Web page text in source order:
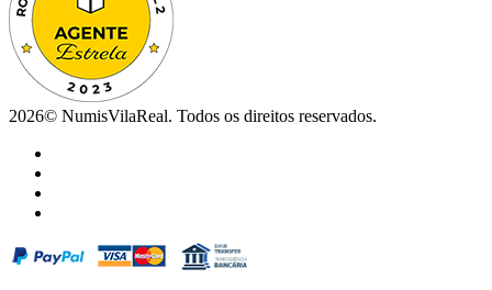
2026© NumisVilaReal. Todos os direitos reservados.